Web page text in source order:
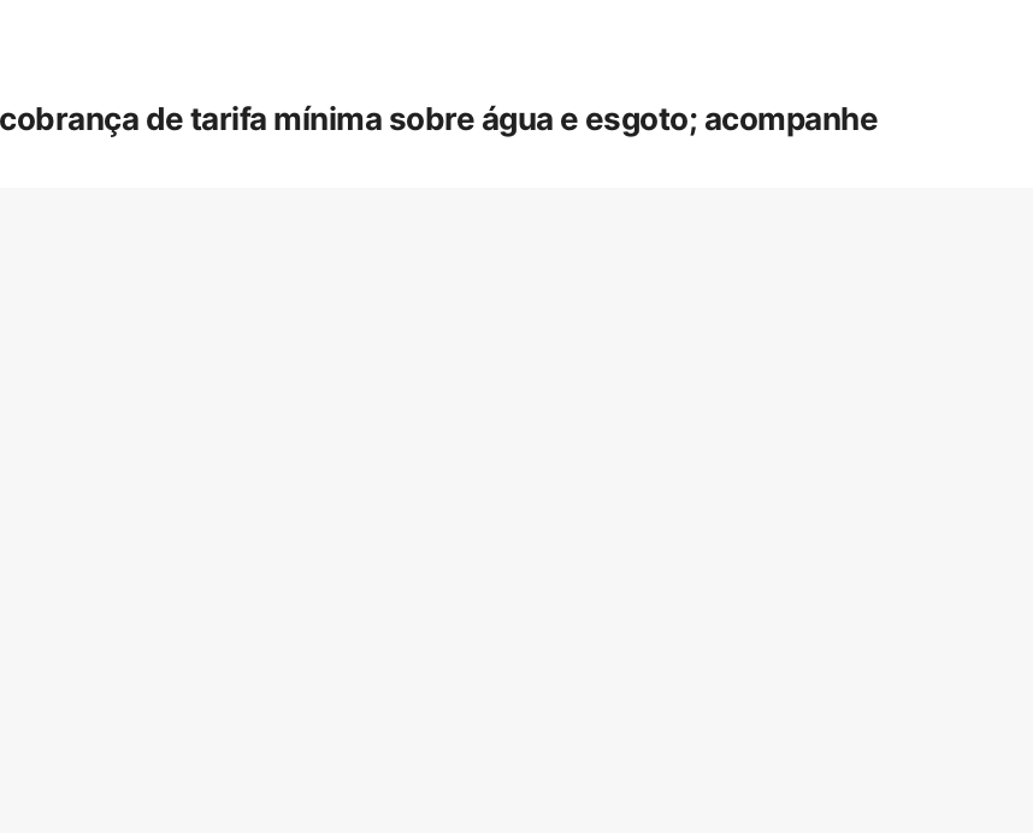
de tarifa mínima sobre água e esgoto; acompanhe